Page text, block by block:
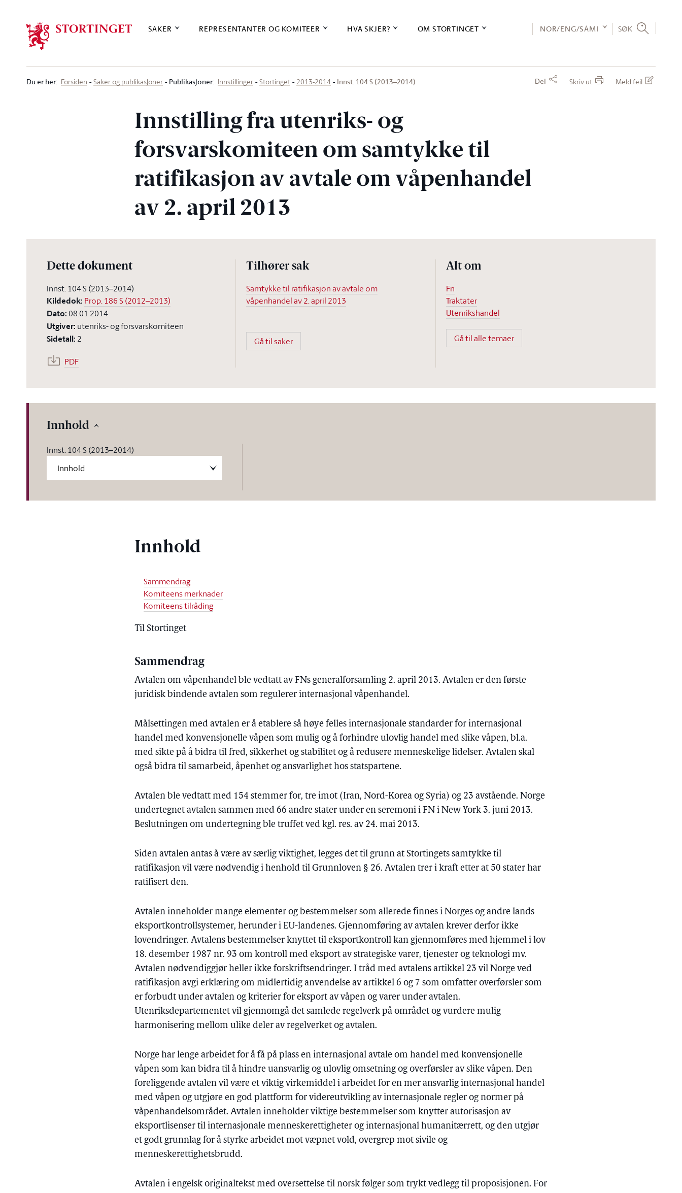
SAKER REPRESENTANTER OG KOMITEER HVA SKJER? OM STORTINGET NOR/ENG/SÁMI SØK
Du er her: Forsiden Saker og publikasjoner Publikasjoner: Innstillinger Stortinget 2013-2014 Innst. 104 S (2013–2014) Del Skriv ut Meld feil
Innstilling fra utenriks- og
forsvarskomiteen om samtykke til
ratifikasjon av avtale om våpenhandel
av 2. april 2013
Dette dokument
Innst. 104 S (2013–2014)
Kildedok: Prop. 186 S (2012–2013)
Dato:08.01.2014
Utgiver: utenriks- og forsvarskomiteen
Sidetall: 2
PDF
Tilhører sak
Samtykke til ratifikasjon av avtale om
våpenhandel av 2. april 2013
Gå til saker
Alt om
Fn
Traktater
Utenrikshandel
Gå til alle temaer
Innhold
Innst. 104 S (2013–2014)
Innhold
Sammendrag
Komiteens merknader
Komiteens tilråding
Til Stortinget
Sammendrag
Avtalen om våpenhandel ble vedtatt av FNs generalforsamling 2. april 2013. Avtalen er den første
juridisk bindende avtalen som regulerer internasjonal våpenhandel.
Målsettingen med avtalen er å etablere så høye felles internasjonale standarder for internasjonal
handel med konvensjonelle våpen som mulig og å forhindre ulovlig handel med slike våpen, bl.a.
med sikte på å bidra til fred, sikkerhet og stabilitet og å redusere menneskelige lidelser. Avtalen skal
også bidra til samarbeid, åpenhet og ansvarlighet hos statspartene.
Avtalen ble vedtatt med 154 stemmer for, tre imot (Iran, Nord-Korea og Syria) og 23 avstående. Norge
undertegnet avtalen sammen med 66 andre stater under en seremoni i FN i New York 3. juni 2013.
Beslutningen om undertegning ble truffet ved kgl. res. av 24. mai 2013.
Siden avtalen antas å være av særlig viktighet, legges det til grunn at Stortingets samtykke til
ratifikasjon vil være nødvendig i henhold til Grunnloven § 26. Avtalen trer i kraft etter at 50 stater har
ratifisert den.
Avtalen inneholder mange elementer og bestemmelser som allerede finnes i Norges og andre lands
eksportkontrollsystemer, herunder i EU-landenes. Gjennomføring av avtalen krever derfor ikke
lovendringer. Avtalens bestemmelser knyttet til eksportkontroll kan gjennomføres med hjemmel i lov
18. desember 1987 nr. 93 om kontroll med eksport av strategiske varer, tjenester og teknologi mv.
Avtalen nødvendiggjør heller ikke forskriftsendringer. I tråd med avtalens artikkel 23 vil Norge ved
ratifikasjon avgi erklæring om midlertidig anvendelse av artikkel 6 og 7 som omfatter overførsler som
er forbudt under avtalen og kriterier for eksport av våpen og varer under avtalen.
Utenriksdepartementet vil gjennomgå det samlede regelverk på området og vurdere mulig
harmonisering mellom ulike deler av regelverket og avtalen.
Norge har lenge arbeidet for å få på plass en internasjonal avtale om handel med konvensjonelle
våpen som kan bidra til å hindre uansvarlig og ulovlig omsetning og overførsler av slike våpen. Den
foreliggende avtalen vil være et viktig virkemiddel i arbeidet for en mer ansvarlig internasjonal handel
med våpen og utgjøre en god plattform for videreutvikling av internasjonale regler og normer på
våpenhandelsområdet. Avtalen inneholder viktige bestemmelser som knytter autorisasjon av
eksportlisenser til internasjonale menneskerettigheter og internasjonal humanitærrett, og den utgjør
et godt grunnlag for å styrke arbeidet mot væpnet vold, overgrep mot sivile og
menneskerettighetsbrudd.
Avtalen i engelsk originaltekst med oversettelse til norsk følger som trykt vedlegg til proposisjonen. For